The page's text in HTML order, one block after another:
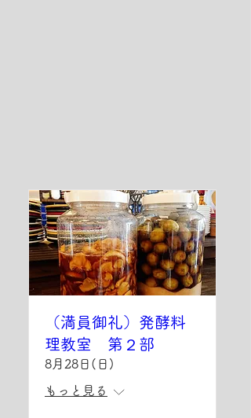
（満員御礼）発酵料
理教室 第２部
8月28日(日)
もっと見る